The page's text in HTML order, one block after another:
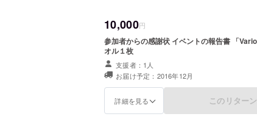
10,000円
参加者からの感謝状 イベントの報告書 「
オル１枚
支援者：1人
お届け予定：2016年12月
詳細を見る このリター